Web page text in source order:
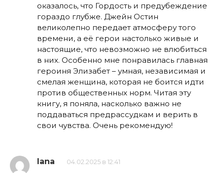
оказалось, что Гордость и предубеждение
гораздо глубже. Джейн Остин
великолепно передает атмосферу того
времени, а её герои настолько живые и
настоящие, что невозможно не влюбиться
в них. Особенно мне понравилась главная
героиня Элизабет – умная, независимая и
смелая женщина, которая не боится идти
против общественных норм. Читая эту
книгу, я поняла, насколько важно не
поддаваться предрассудкам и верить в
свои чувства. Очень рекомендую!
lana 04.02.2025 в 12:41